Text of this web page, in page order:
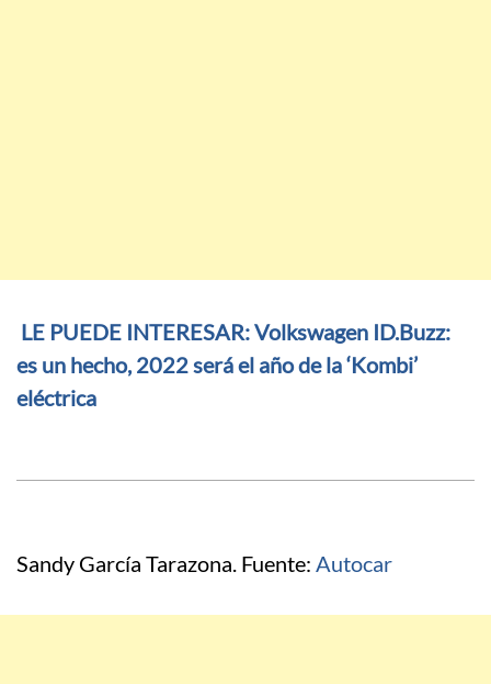
LE PUEDE INTERESAR: Volkswagen ID.Buzz:
es un hecho, 2022 será el año de la ‘Kombi’
eléctrica
Sandy García Tarazona. Fuente: Autocar